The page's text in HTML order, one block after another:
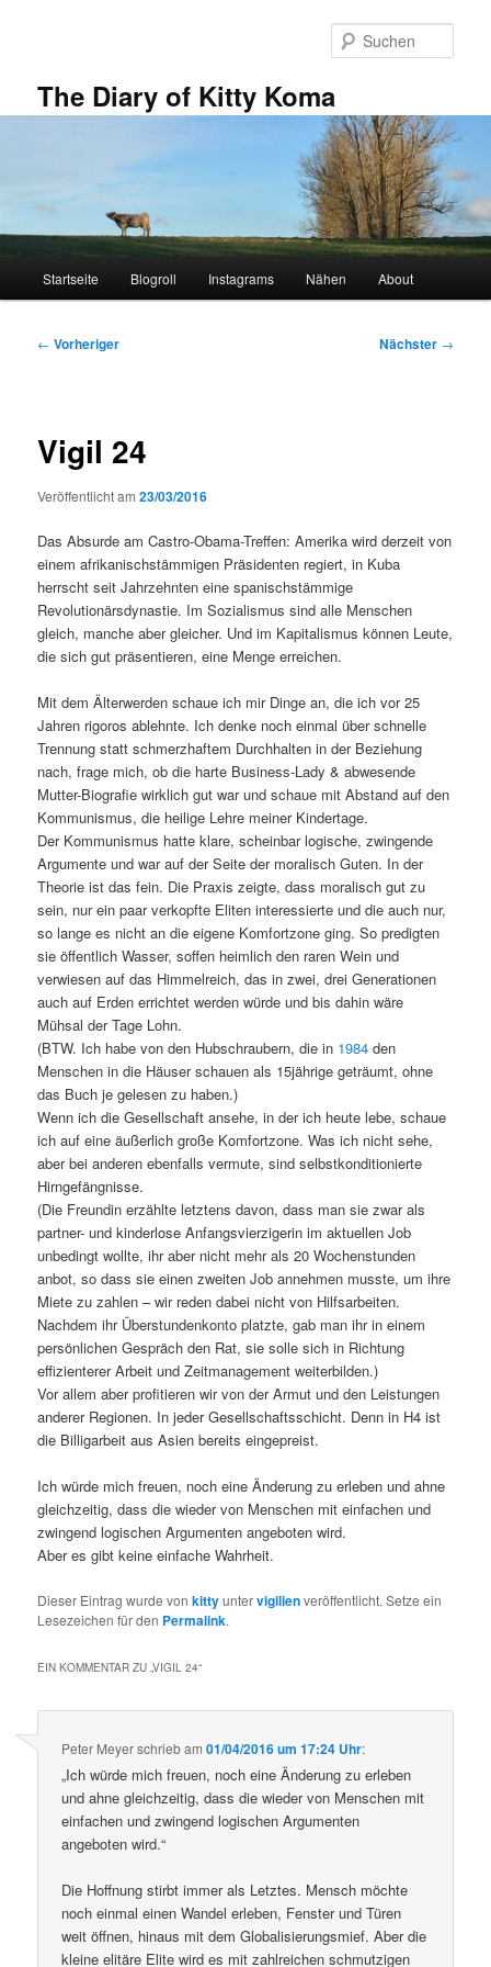
The Diary of Kitty Koma
Startseite Blogroll Instagrams Nähen About
Beitragsnavigation
← Vorheriger Nächster →
Vigil 24
Veröffentlicht am23/03/2016
Das Absurde am Castro-Obama-Treffen: Amerika wird derzeit von
einem afrikanischstämmigen Präsidenten regiert, in Kuba
herrscht seit Jahrzehnten eine spanischstämmige
Revolutionärsdynastie. Im Sozialismus sind alle Menschen
gleich, manche aber gleicher. Und im Kapitalismus können Leute,
die sich gut präsentieren, eine Menge erreichen.
Mit dem Älterwerden schaue ich mir Dinge an, die ich vor 25
Jahren rigoros ablehnte. Ich denke noch einmal über schnelle
Trennung statt schmerzhaftem Durchhalten in der Beziehung
nach, frage mich, ob die harte Business-Lady & abwesende
Mutter-Biografie wirklich gut war und schaue mit Abstand auf den
Kommunismus, die heilige Lehre meiner Kindertage.
Der Kommunismus hatte klare, scheinbar logische, zwingende
Argumente und war auf der Seite der moralisch Guten. In der
Theorie ist das fein. Die Praxis zeigte, dass moralisch gut zu
sein, nur ein paar verkopfte Eliten interessierte und die auch nur,
so lange es nicht an die eigene Komfortzone ging. So predigten
sie öffentlich Wasser, soffen heimlich den raren Wein und
verwiesen auf das Himmelreich, das in zwei, drei Generationen
auch auf Erden errichtet werden würde und bis dahin wäre
Mühsal der Tage Lohn.
(BTW. Ich habe von den Hubschraubern, die in 1984 den
Menschen in die Häuser schauen als 15jährige geträumt, ohne
das Buch je gelesen zu haben.)
Wenn ich die Gesellschaft ansehe, in der ich heute lebe, schaue
ich auf eine äußerlich große Komfortzone. Was ich nicht sehe,
aber bei anderen ebenfalls vermute, sind selbstkonditionierte
Hirngefängnisse.
(Die Freundin erzählte letztens davon, dass man sie zwar als
partner- und kinderlose Anfangsvierzigerin im aktuellen Job
unbedingt wollte, ihr aber nicht mehr als 20 Wochenstunden
anbot, so dass sie einen zweiten Job annehmen musste, um ihre
Miete zu zahlen – wir reden dabei nicht von Hilfsarbeiten.
Nachdem ihr Überstundenkonto platzte, gab man ihr in einem
persönlichen Gespräch den Rat, sie solle sich in Richtung
effizienterer Arbeit und Zeitmanagement weiterbilden.)
Vor allem aber profitieren wir von der Armut und den Leistungen
anderer Regionen. In jeder Gesellschaftsschicht. Denn in H4 ist
die Billigarbeit aus Asien bereits eingepreist.
Ich würde mich freuen, noch eine Änderung zu erleben und ahne
gleichzeitig, dass die wieder von Menschen mit einfachen und
zwingend logischen Argumenten angeboten wird.
Aber es gibt keine einfache Wahrheit.
Dieser Eintrag wurde vonkittyuntervigilienveröffentlicht. Setze ein
Lesezeichen für den Permalink.
EIN KOMMENTAR ZU „VIGIL 24“
Peter Meyerschriebam01/04/2016 um 17:24 Uhr:
„Ich würde mich freuen, noch eine Änderung zu erleben
und ahne gleichzeitig, dass die wieder von Menschen mit
einfachen und zwingend logischen Argumenten
angeboten wird.“
Die Hoffnung stirbt immer als Letztes. Mensch möchte
noch einmal einen Wandel erleben, Fenster und Türen
weit öffnen, hinaus mit dem Globalisierungsmief. Aber die
kleine elitäre Elite wird es mit zahlreichen schmutzigen